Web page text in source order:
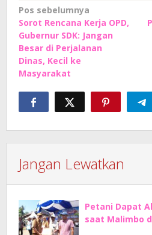
Navigasi
pos
Pos sebelumnya
Sorot Rencana Kerja OPD,
Gubernur SDK: Jangan
Besar di Perjalanan
Dinas, Kecil ke
Masyarakat
Jangan Lewatkan
Petani Dapat
saat Malimbo